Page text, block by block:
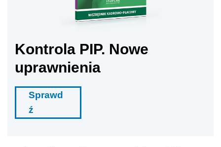
Kontrola PIP. Nowe
uprawnienia
Sprawd
ź